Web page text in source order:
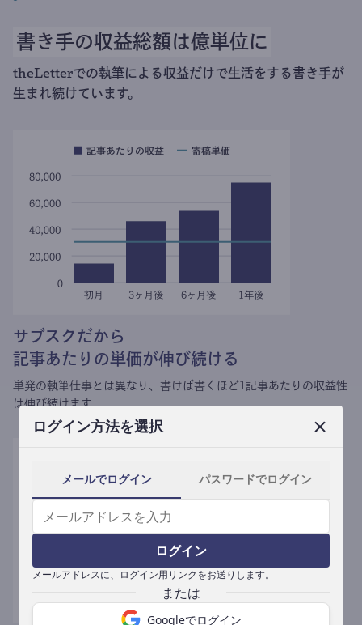
ログイン方法を選択
メールでログイン パスワードでログイン
ログイン
メールアドレスに、ログイン用リンクをお送りします。
Googleでログイン
書き手の収益総額は億単位に
theLetterでの執筆による収益だけで生活をする書き手が
生まれ続けています。
サブスクだから
記事あたりの単価が伸び続ける
単発の執筆仕事とは異なり、 書けば書くほど1記事あたりの収益性
は伸び続けます。